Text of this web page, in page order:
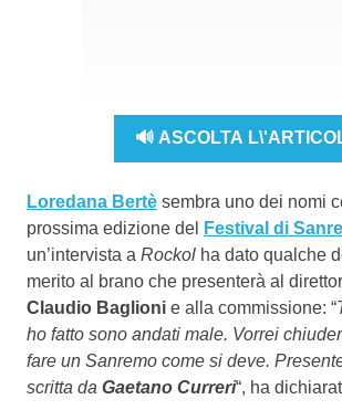
🔊 ASCOLTA
Loredana Bertè sembra uno dei nomi
prossima edizione del
Festival di
un’intervista a Rockol ha dato qualche
merito al brano che presenterà al
Claudio Baglioni e alla commissione: “
ho fatto sono andati male. Vorrei
fare un Sanremo come si deve.
scritta da Gaetano Curreri“, ha